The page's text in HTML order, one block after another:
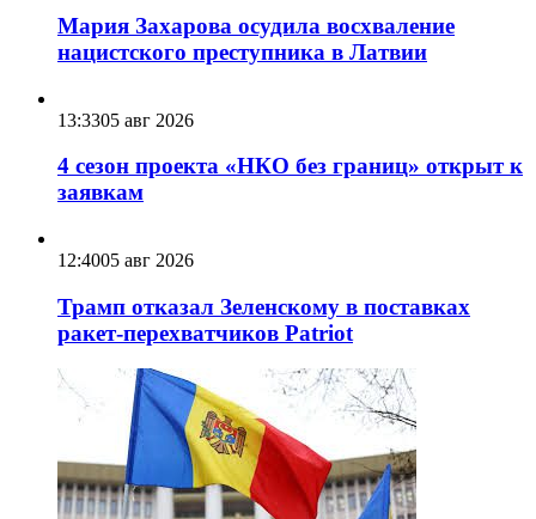
Мария Захарова осудила восхваление
нацистского преступника в Латвии
13:3305 авг 2026
4 сезон проекта «НКО без границ» открыт к
заявкам
12:4005 авг 2026
Трамп отказал Зеленскому в поставках
ракет-перехватчиков Patriot